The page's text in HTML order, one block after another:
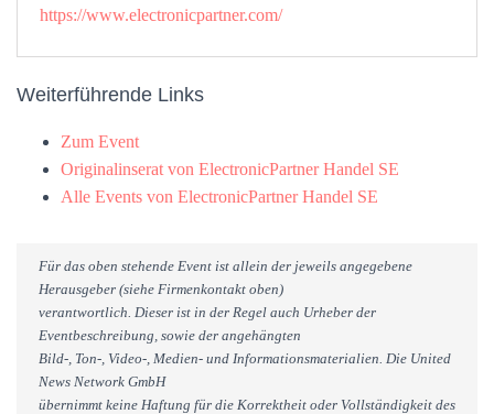
https://www.electronicpartner.com/
Weiterführende Links
Zum Event
Originalinserat von ElectronicPartner Handel SE
Alle Events von ElectronicPartner Handel SE
Für das oben stehende Event ist allein der jeweils angegebene
Herausgeber (siehe Firmenkontakt oben)
verantwortlich. Dieser ist in der Regel auch Urheber der
Eventbeschreibung, sowie der angehängten
Bild-, Ton-, Video-, Medien- und Informationsmaterialien. Die United
News Network GmbH
übernimmt keine Haftung für die Korrektheit oder Vollständigkeit des